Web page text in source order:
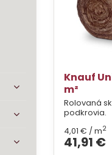
Knauf
m²
Rolovaná
podkrovia.
41,91 €
4,01 € / m2